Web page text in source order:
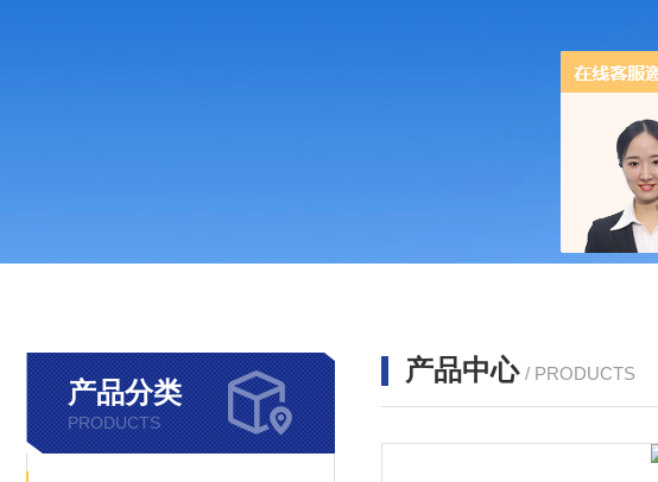
产品分类
PRODUCTS
产品中心 / PRODUCTS